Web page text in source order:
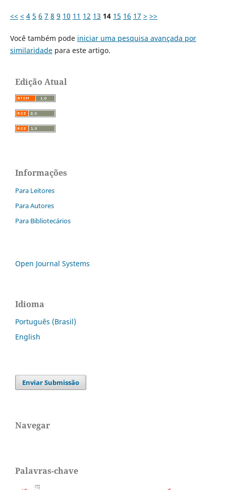
<< < 4 5 6 7 8 9 10 11 12 13 14 15 16 17 > >>
Você também pode iniciar uma pesquisa avançada por
similaridadepara este artigo.
Edição Atual
Informações
Para Leitores
Para Autores
Para Bibliotecários
Open Journal Systems
Idioma
Português (Brasil)
English
Enviar Submissão
Navegar
Palavras-chave